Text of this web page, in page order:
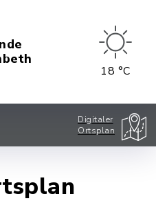
18 °C
Digitaler
Ortsplan